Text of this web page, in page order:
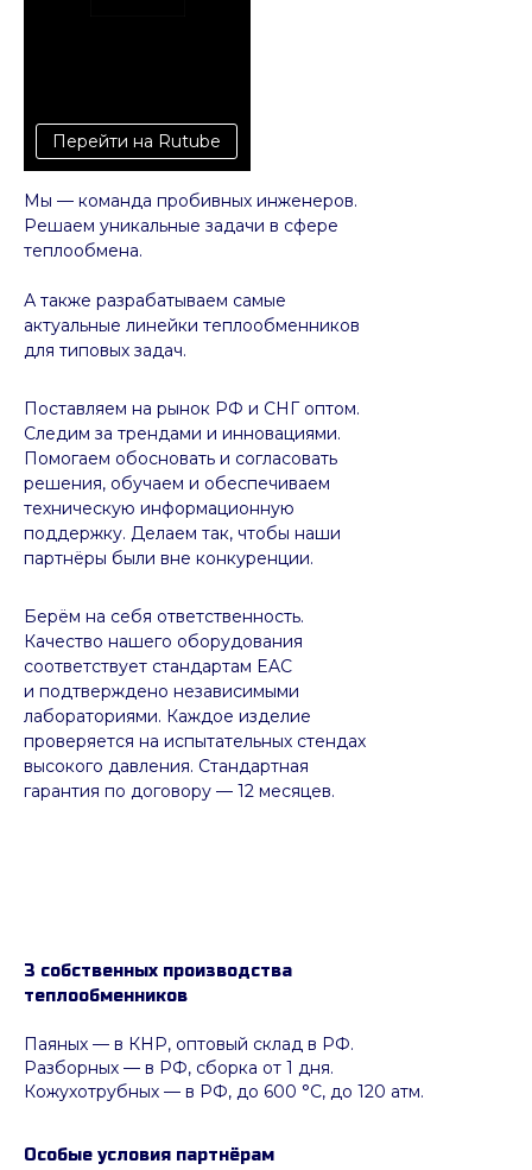
Мы — команда пробивных инженеров.
Решаем уникальные задачи в сфере
теплообмена.
А также разрабатываем самые
актуальные линейки теплообменников
для типовых задач.
Берём на себя ответственность.
Качество нашего оборудования
соответствует стандартам EAC
и подтверждено независимыми
лабораториями. Каждое изделие
проверяется на испытательных стендах
высокого давления. Стандартная
гарантия по договору — 12 месяцев.
Поставляем на рынок РФ и СНГ оптом.
Следим за трендами и инновациями.
Помогаем обосновать и согласовать
решения, обучаем и обеспечиваем
техническую информационную
поддержку. Делаем так, чтобы наши
партнёры были вне конкуренции.
Перейти на Rutube
3 собственных производства
теплообменников
Паяных — в КНР, оптовый склад в РФ.
Разборных — в РФ, сборка от 1 дня.
Кожухотрубных — в РФ, до 600 °C, до 120 атм.
Особые условия партнёрам